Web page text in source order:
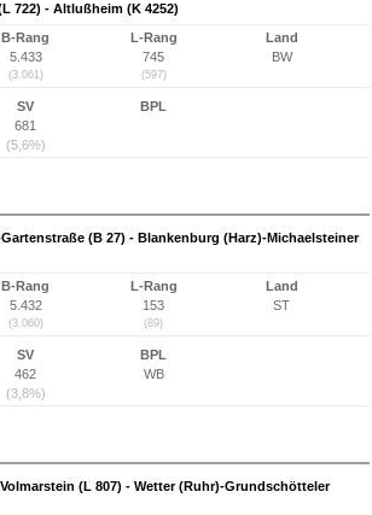
722) - Altlußheim (K 4252)
B-Rang
5.433
(3.061)
L-Rang
745
(597)
Land
BW
SV
681
(5,6%)
BPL
(B 27) - Blankenburg (Harz)-Michaelsteiner
B-Rang
5.432
(3.060)
L-Rang
153
(89)
Land
ST
SV
462
(3,8%)
BPL
WB
(L 807) - Wetter (Ruhr)-Grundschötteler